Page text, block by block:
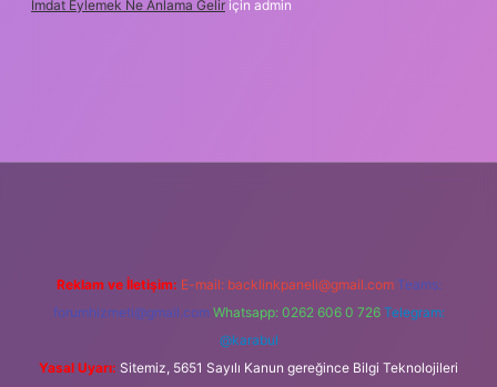
Imdat Eylemek Ne Anlama Gelir için admin
Reklam ve İletişim: E-mail: backlinkpaneli@gmail.com Teams:
forumhizmeti@gmail.com Whatsapp: 0262 606 0 726 Telegram:
@karabul
Yasal Uyarı: Sitemiz, 5651 Sayılı Kanun gereğince Bilgi Teknolojileri